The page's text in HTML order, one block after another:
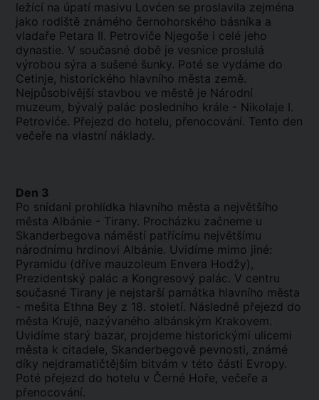
ležící na úpatí masivu Lovćen se proslavila zejména
jako rodiště známého černohorského básníka a
vladaře Petara II. Petroviče Njegoše i celé jeho
dynastie. V současné době je vesnice proslulá
výrobou sýra a sušené šunky. Poté se vydáme do
Cetinje, historického hlavního města země.
Nejpůsobivější stavbou ve městě je Národní
muzeum, bývalý palác posledního krále - Nikolaje I.
Petroviće. Přejezd do hotelu, přenocování. Tento den
večeře na vlastní náklady.
Den 3
Po snídani prohlídka hlavního města a největšího
města Albánie - Tirany. Procházku začneme u
Skanderbegova náměstí patřícímu největšímu
národnímu hrdinovi Albánie. Uvidíme mimo jiné:
Pyramidu (dříve mauzoleum Envera Hodžy),
Prezidentský palác a Kongresový palác. V centru
současné Tirany je nejstarší památka hlavního města
- mešita Ethna Bey z 18. století. Následně přejezd do
města Krujë, nazývaného albánským Krakovem.
Uvidíme starý bazar, projdeme historickými ulicemi
města k citadele, Skanderbegově pevnosti, známé
díky nejdramatičtějším bitvám v této části Evropy.
Poté přejezd do hotelu v Černé Hoře, večeře a
přenocování.